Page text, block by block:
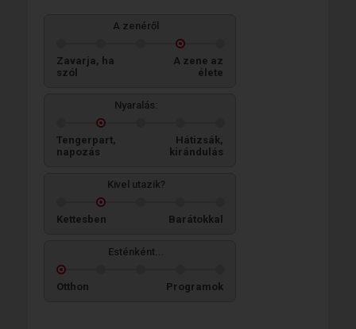
A zenéről
Zavarja, ha
szól
A zene az
élete
Nyaralás:
Tengerpart,
napozás
Hátizsák,
kirándulás
Kivel utazik?
Kettesben Barátokkal
Esténként...
Otthon Programok